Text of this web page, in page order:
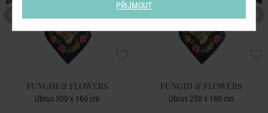
FUNGHI & FLOWERS
Ubrus 300 x 160 cm
FUNGHI & FLOWERS
Ubrus 250 x 160 cm
PŘIJMOUT